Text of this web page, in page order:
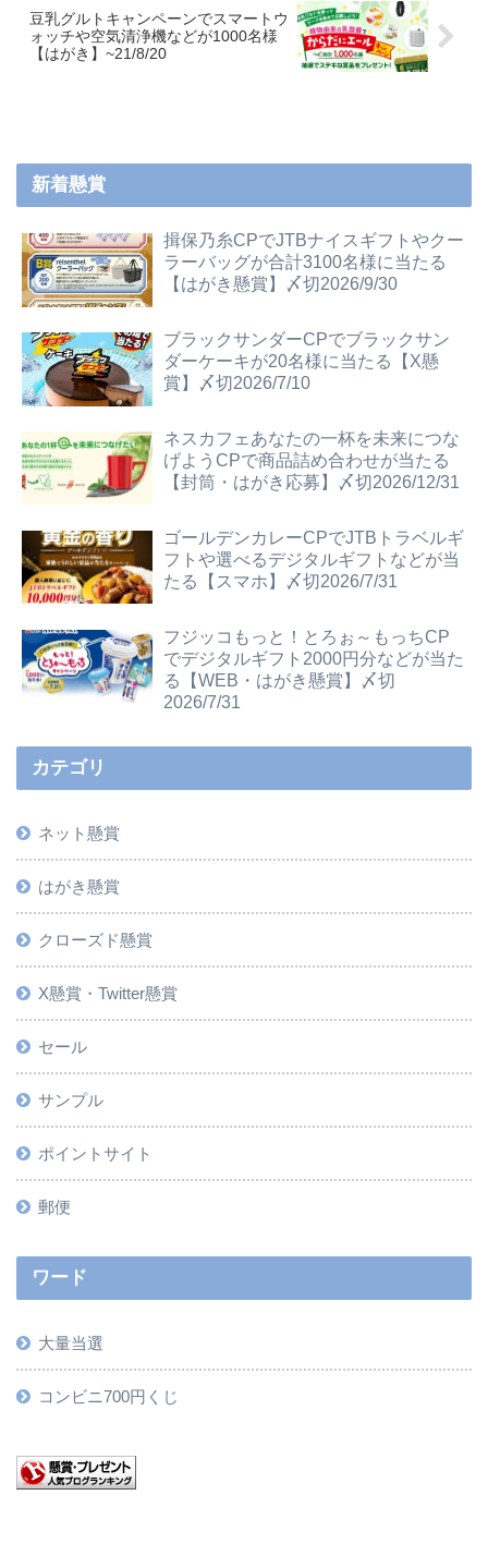
豆乳グルトキャンペーンでスマートウ
ォッチや空気清浄機などが1000名様
【はがき】~21/8/20
新着懸賞
揖保乃糸CPでJTBナイスギフトやクー
ラーバッグが合計3100名様に当たる
【はがき懸賞】〆切2026/9/30
ブラックサンダーCPでブラックサン
ダーケーキが20名様に当たる【X懸
賞】〆切2026/7/10
ネスカフェあなたの一杯を未来につな
げようCPで商品詰め合わせが当たる
【封筒・はがき応募】〆切2026/12/31
ゴールデンカレーCPでJTBトラベルギ
フトや選べるデジタルギフトなどが当
たる【スマホ】〆切2026/7/31
フジッコもっと！とろぉ～もっちCP
でデジタルギフト2000円分などが当た
る【WEB・はがき懸賞】〆切
2026/7/31
カテゴリ
ネット懸賞
はがき懸賞
クローズド懸賞
X懸賞・Twitter懸賞
セール
サンプル
ポイントサイト
郵便
ワード
大量当選
コンビニ700円くじ